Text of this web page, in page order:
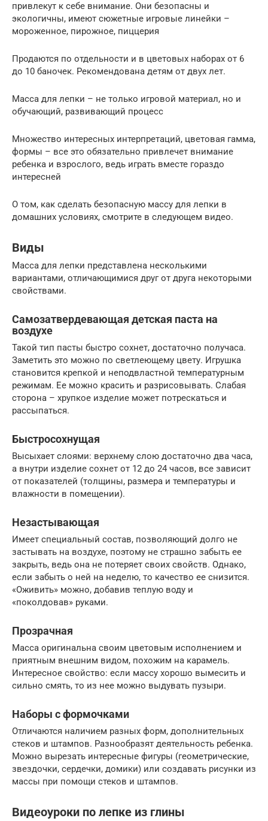
привлекут к себе внимание. Они безопасны и
экологичны, имеют сюжетные игровые линейки –
мороженное, пирожное, пиццерия
Продаются по отдельности и в цветовых наборах от 6
до 10 баночек. Рекомендована детям от двух лет.
Масса для лепки – не только игровой материал, но и
обучающий, развивающий процесс
Множество интересных интерпретаций, цветовая гамма,
формы – все это обязательно привлечет внимание
ребенка и взрослого, ведь играть вместе гораздо
интересней
О том, как сделать безопасную массу для лепки в
домашних условиях, смотрите в следующем видео.
Виды
Масса для лепки представлена несколькими
вариантами, отличающимися друг от друга некоторыми
свойствами.
Самозатвердевающая детская паста на
воздухе
Такой тип пасты быстро сохнет, достаточно получаса.
Заметить это можно по светлеющему цвету. Игрушка
становится крепкой и неподвластной температурным
режимам. Ее можно красить и разрисовывать. Слабая
сторона – хрупкое изделие может потрескаться и
рассыпаться.
Быстросохнущая
Высыхает слоями: верхнему слою достаточно два часа,
а внутри изделие сохнет от 12 до 24 часов, все зависит
от показателей (толщины, размера и температуры и
влажности в помещении).
Незастывающая
Имеет специальный состав, позволяющий долго не
застывать на воздухе, поэтому не страшно забыть ее
закрыть, ведь она не потеряет своих свойств. Однако,
если забыть о ней на неделю, то качество ее снизится.
«Оживить» можно, добавив теплую воду и
«поколдовав» руками.
Прозрачная
Масса оригинальна своим цветовым исполнением и
приятным внешним видом, похожим на карамель.
Интересное свойство: если массу хорошо вымесить и
сильно смять, то из нее можно выдувать пузыри.
Наборы с формочками
Отличаются наличием разных форм, дополнительных
стеков и штампов. Разнообразят деятельность ребенка.
Можно вырезать интересные фигуры (геометрические,
звездочки, сердечки, домики) или создавать рисунки из
массы при помощи стеков и штампов.
Видеоуроки по лепке из глины